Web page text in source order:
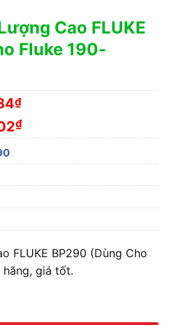
Cao FLUKE
Fluke 190-
₫
₫
FLUKE BP290 (Dùng Cho
hãng, giá tốt.
BP290 (Dùng Cho Fluke